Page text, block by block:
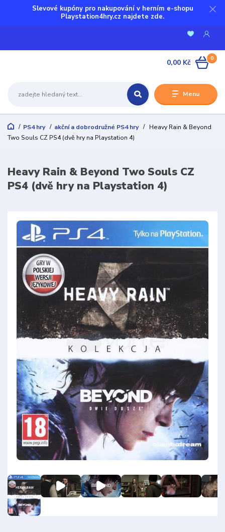
Slevové kupóny pro nakupování v herním e-shopu
Playstation4hry.cz najdete zde.
Menu
0
0,00 Kč
PS4 hry akční a dobrodružné PS4 hry
Heavy Rain & Beyond
Two Souls CZ PS4 (dvě hry na Playstation 4)
Heavy Rain & Beyond Two Souls CZ
PS4 (dvě hry na Playstation 4)